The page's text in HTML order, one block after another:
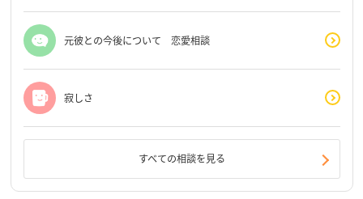
元彼との今後について 恋愛相談
寂しさ
すべての相談を見る